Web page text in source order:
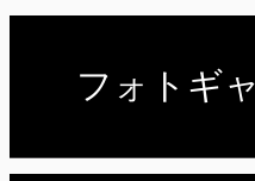
フォトギ